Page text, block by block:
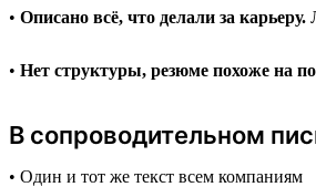
• Описано всё, что делали за карьеру.
• Нет структуры, резюме похоже на
В сопроводительном
• Один и тот же текст всем компаниям